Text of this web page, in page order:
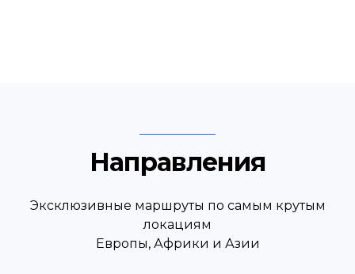
Направления
Эксклюзивные маршруты по самым крутым
локациям
Европы, Африки и Азии